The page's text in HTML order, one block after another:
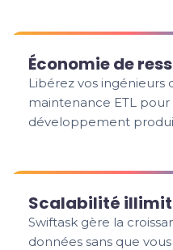
Économie de
Libérez vos ingénieurs
maintenance ETL
développement
Scalabilité
Swiftask gère la
données sans que